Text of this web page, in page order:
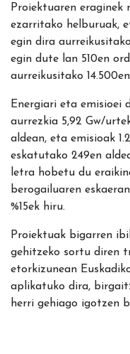
Proiektuaren
ezarritako helburuak,
egin dira
egin dute lan 510en
aurreikusitako
Energiari eta emisioei
aurrezkia 5,92 Gw/
aldean, eta emisioak
eskatutako 249en
letra hobetu du
berogailuaren
%15ek hiru.
Proiektuak bigarren
gehitzeko sortu diren
etorkizunean
aplikatuko dira,
herri gehiago igotzen